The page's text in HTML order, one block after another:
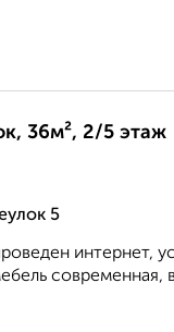
36м², 2/5 этаж
5
интернет,